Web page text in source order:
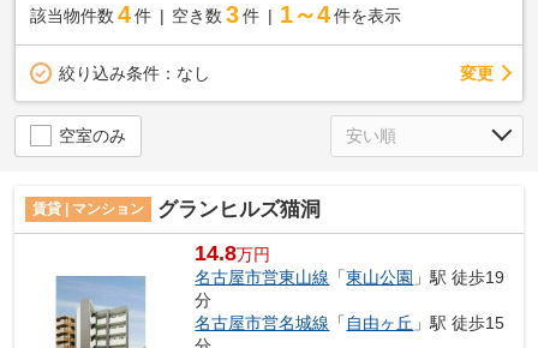
該当物件数 4件 空き数 3 件 1～4 件を表示
絞り込み条件： なし 変更
空室のみ
賃貸 | マンション グランヒルズ猫洞
14.8万円
名古屋市営東山線 「東山公園 」駅 徒歩19
分
名古屋市営名城線 「 自由ヶ丘 」駅 徒歩15